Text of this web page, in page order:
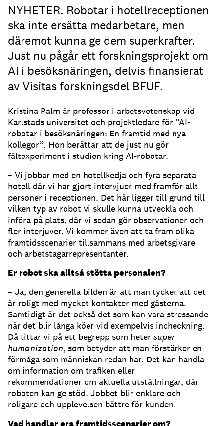
NYHETER. Robotar i hotellreceptionen
ska inte ersätta medarbetare, men
däremot kunna ge dem superkrafter.
Just nu pågår ett forskningsprojekt om
AI i besöksnäringen, delvis finansierat
av Visitas forskningsdel BFUF.
Kristina Palm är professor i arbetsvetenskap vid
Karlstads universitet och projektledare för ”AI-
robotar i besöksnäringen: En framtid med nya
kollegor”. Hon berättar att de just nu gör
fältexperiment i studien kring AI-robotar.
– Vi jobbar med en hotellkedja och fyra separata
hotell där vi har gjort intervjuer med framför allt
personer i receptionen. Det här ligger till grund till
vilken typ av robot vi skulle kunna utveckla och
införa på plats, där vi sedan gör observationer och
fler interjuver. Vi kommer även att ta fram olika
framtidsscenarier tillsammans med arbetsgivare
och arbetstagarrepresentanter.
Er robot ska alltså stötta personalen?
– Ja, den generella bilden är att man tycker att det
är roligt med mycket kontakter med gästerna.
Samtidigt är det också det som kan vara stressande
när det blir långa köer vid exempelvis incheckning.
Då tittar vi på ett begrepp som heter super
humanization, som betyder att man förstärker en
förmåga som människan redan har. Det kan handla
om information om trafiken eller
rekommendationer om aktuella utställningar, där
roboten kan ge stöd. Jobbet blir enklare och
roligare och upplevelsen bättre för kunden.
Vad handlar era framtidsscenarier om?